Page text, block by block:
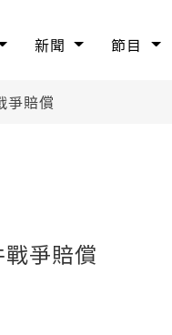
新聞 節目
爭賠償
戰爭賠償